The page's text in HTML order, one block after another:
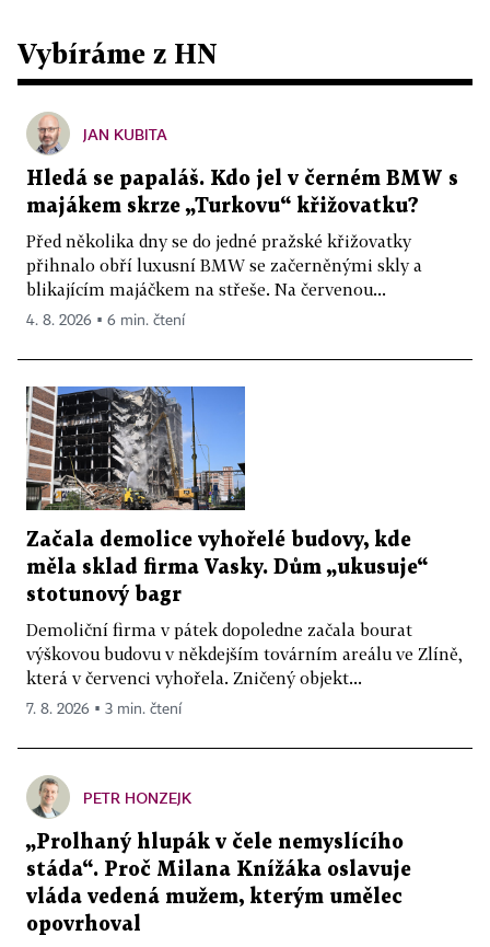
Vybíráme z HN
JAN KUBITA
Hledá se papaláš. Kdo jel v černém BMW s
majákem skrze „Turkovu“ křižovatku?
Před několika dny se do jedné pražské křižovatky
přihnalo obří luxusní BMW se začerněnými skly a
blikajícím majáčkem na střeše. Na červenou...
4. 8. 2026 ▪ 6 min. čtení
Začala demolice vyhořelé budovy, kde
měla sklad firma Vasky. Dům „ukusuje“
stotunový bagr
Demoliční firma v pátek dopoledne začala bourat
výškovou budovu v někdejším továrním areálu ve Zlíně,
která v červenci vyhořela. Zničený objekt...
7. 8. 2026 ▪ 3 min. čtení
PETR HONZEJK
„Prolhaný hlupák v čele nemyslícího
stáda“. Proč Milana Knížáka oslavuje
vláda vedená mužem, kterým umělec
opovrhoval